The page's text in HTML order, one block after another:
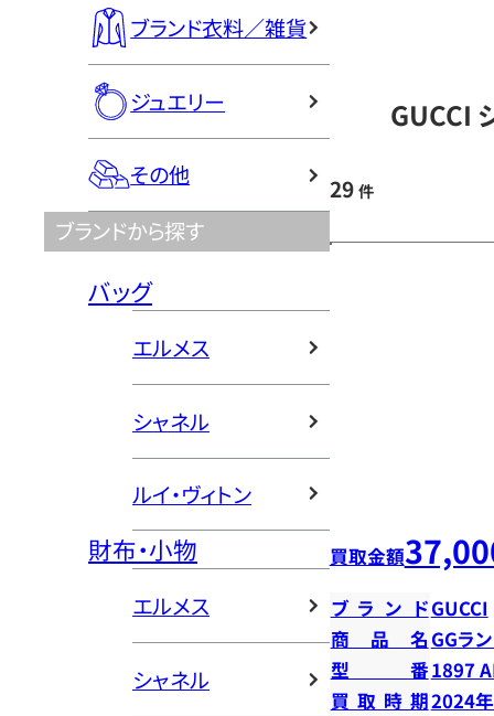
ブランド衣料／雑貨
ジュエリー
その他
ブランドから探す
バッグ
エルメス
シャネル
ルイ・ヴィトン
財布・小物
エルメス
シャネル
GUCCI
29 件
買取金額
ブランドGUCCI
商品名 GGラ
型番1897
買取時期2024